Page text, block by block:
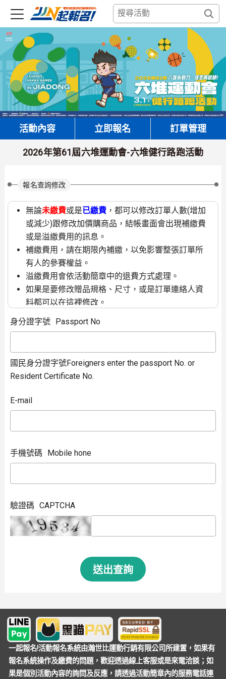
活動內容 立即報名 訂單管理
2026年第61屆六堆運動會-六堆健行路跑活動
報名查詢修改
無論未繳費或是已繳費，都可以修改訂單人數(增加
或減少)跟修改加價購商品，結帳畫面會出現補繳費
或是溢繳費用的訊息。
補繳費用，請在期限內補繳，以免影響整張訂單所
有人的參賽權益。
溢繳費用會依活動簡章中的退費方式處理。
如果是要修改贈品規格、尺寸，或是訂單連絡人資
料都可以在這裡修改。
如果是整張訂單
費)，請使用左邊功能列的報名取消退費功能。
身分證字號 Passport No
國民身分證字號Foreigners enter the passport No. or
Resident Certificate No.
E-mail
手機號碼 Mobile hone
驗證碼 CAPTCHA
送出查詢
一起報名!活動報名系統由瀚世比運動行銷有限公司所建置，如果有
報名系統操作及繳費的問題，歡迎透過線上客服或是來電洽談；如
果是個別活動內容的詢問及反應，請透過活動簡章內的服務電話連